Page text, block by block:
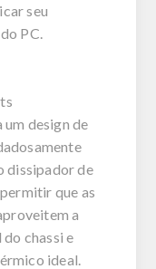
seu
PC.
design de
dissipador de
que as
a
chassi e
ideal.